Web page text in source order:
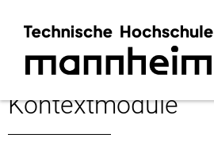
Kontextmodule